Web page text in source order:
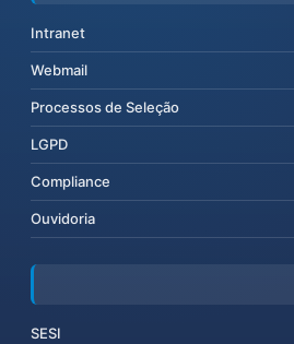
Intranet
Webmail
Processos de Seleção
LGPD
Compliance
Ouvidoria
SESI